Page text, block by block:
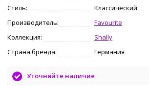
Стиль:
Классический
Производитель:
Favourite
Коллекция:
Shally
Страна бренда:
Германия
Уточняйте наличие